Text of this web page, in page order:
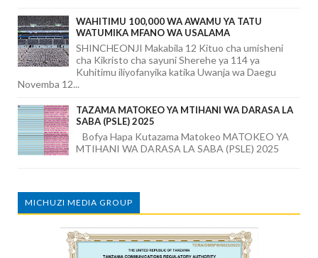
WAHITIMU 100,000 WA AWAMU YA TATU
WATUMIKA MFANO WA USALAMA
SHINCHEONJI Makabila 12 Kituo cha umisheni
cha Kikristo cha sayuni Sherehe ya 114 ya
Kuhitimu iliyofanyika katika Uwanja wa Daegu
Novemba 12...
TAZAMA MATOKEO YA MTIHANI WA DARASA LA
SABA (PSLE) 2025
Bofya Hapa Kutazama Matokeo MATOKEO YA
MTIHANI WA DARASA LA SABA (PSLE) 2025
MICHUZI MEDIA GROUP